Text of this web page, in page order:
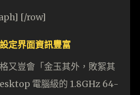
[/row]
定界面資訊豐富
又豈會「金玉其外，敗絮其
電腦級的 1.8GHz 64-